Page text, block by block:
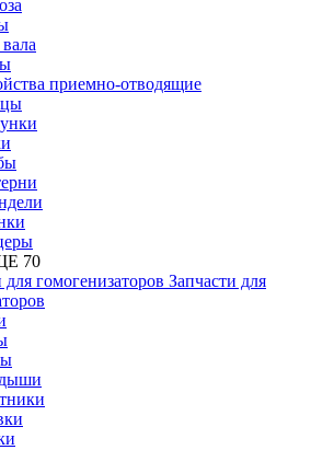
приемно-отводящие
70
Запчасти для